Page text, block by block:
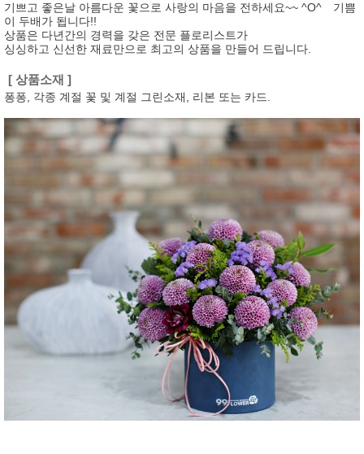
기쁘고 좋은날 아름다운 꽃으로 사랑의 마음을 전하세요~~ ^O^ 기쁨
이 두배가 됩니다!!
상품은 다년간의 경력을 갖은 전문 플로리스트가
싱싱하고 신선한 재료만으로 최고의 상품을 만들어 드립니다.
[ 상품소재 ]
퐁퐁, 각종 계절 꽃 및 계절 그린소재, 리본 또는 카드.